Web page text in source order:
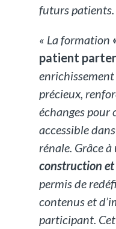
futurs patients.
« La formation
patient
précieux,
échanges pour
accessible
rénale. Grâce
construction
permis de
contenus et
participant.